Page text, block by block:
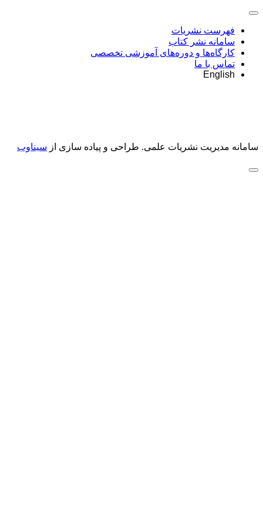
فهرست نشریات
سامانه نشر کتاب
کارگاه‌ها و دوره‌های آموزشی تخصصی
تماس با ما
English
سامانه مدیریت نشریات علمی. طراحی و پیاده سازی از سیناوب